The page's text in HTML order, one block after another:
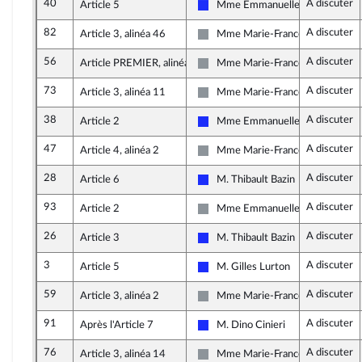
40 Article 5
Les Républicains
Mme Emmanuelle Anthoine
A discuter
82 Article 3, alinéa 46
Non inscrit
Mme Marie-France Lorho
A discuter
56 Article PREMIER, alinéa 3
Non inscrit
Mme Marie-France Lorho
A discuter
73 Article 3, alinéa 11
Non inscrit
Mme Marie-France Lorho
A discuter
38 Article 2
Les Républicains
Mme Emmanuelle Anthoine
A discuter
47 Article 4, alinéa 2
Non inscrit
Mme Marie-France Lorho
A discuter
28 Article 6
Les Républicains
M. Thibault Bazin A discuter
93 Article 2
Non inscrit
Mme Emmanuelle Ménard
A discuter
26 Article 3
Les Républicains
M. Thibault Bazin A discuter
3 Article 5
Les Républicains
M. Gilles Lurton A discuter
59 Article 3, alinéa 2
Non inscrit
Mme Marie-France Lorho
A discuter
91 Après l'Article 7
Les Républicains
M. Dino Cinieri A discuter
76 Article 3, alinéa 14
Non inscrit
Mme Marie-France Lorho
A discuter